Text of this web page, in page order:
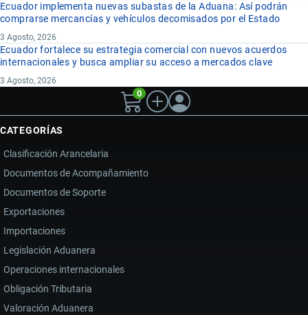
Ecuador implementa nuevas subastas de la Aduana: Así podrán
comprarse mercancías y vehículos decomisados por el Estado
3 Agosto, 2026
Ecuador fortalece su estrategia comercial con nuevos acuerdos
internacionales y busca ampliar su acceso a mercados clave
3 Agosto, 2026
0
CATEGORÍAS
Clasificación Arancelaria
Documentos de Acompañamiento
Documentos de Soporte
Exportaciones
Importaciones
Legislación Aduanera
Operaciones internacionales
Obligación Tributaria
Valoración Aduanera